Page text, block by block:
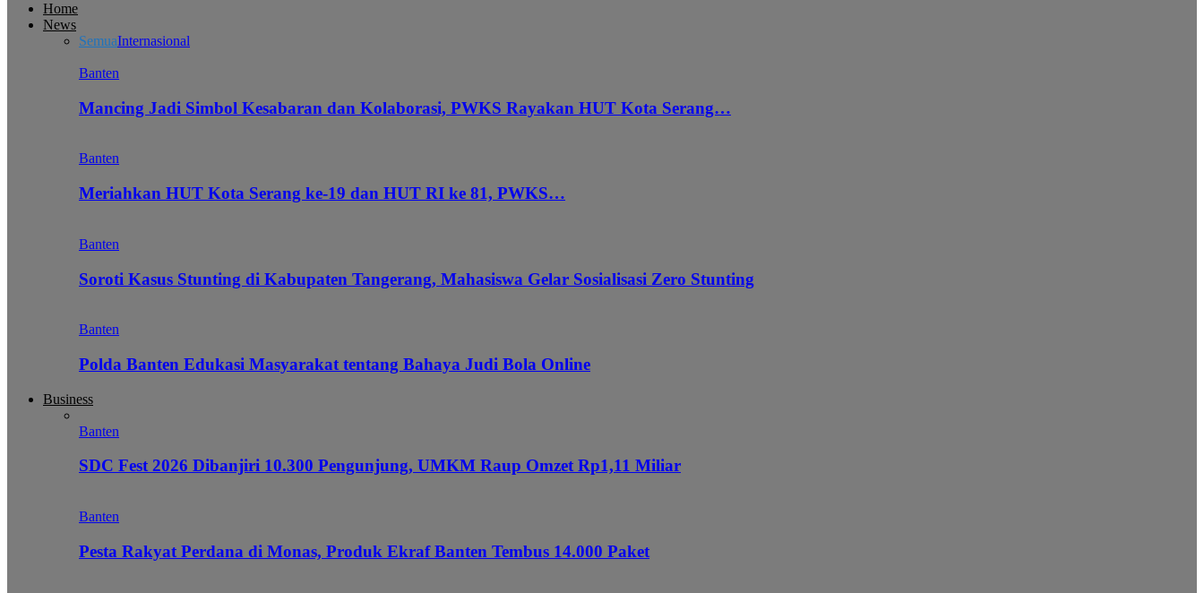
Home
News
SemuaInternasional
Banten
Mancing Jadi Simbol Kesabaran dan Kolaborasi, PWKS Rayakan HUT Kota Serang…
Banten
Meriahkan HUT Kota Serang ke-19 dan HUT RI ke 81, PWKS…
Banten
Soroti Kasus Stunting di Kabupaten Tangerang, Mahasiswa Gelar Sosialisasi Zero Stunting
Banten
Polda Banten Edukasi Masyarakat tentang Bahaya Judi Bola Online
Business
Banten
SDC Fest 2026 Dibanjiri 10.300 Pengunjung, UMKM Raup Omzet Rp1,11 Miliar
Banten
Pesta Rakyat Perdana di Monas, Produk Ekraf Banten Tembus 14.000 Paket